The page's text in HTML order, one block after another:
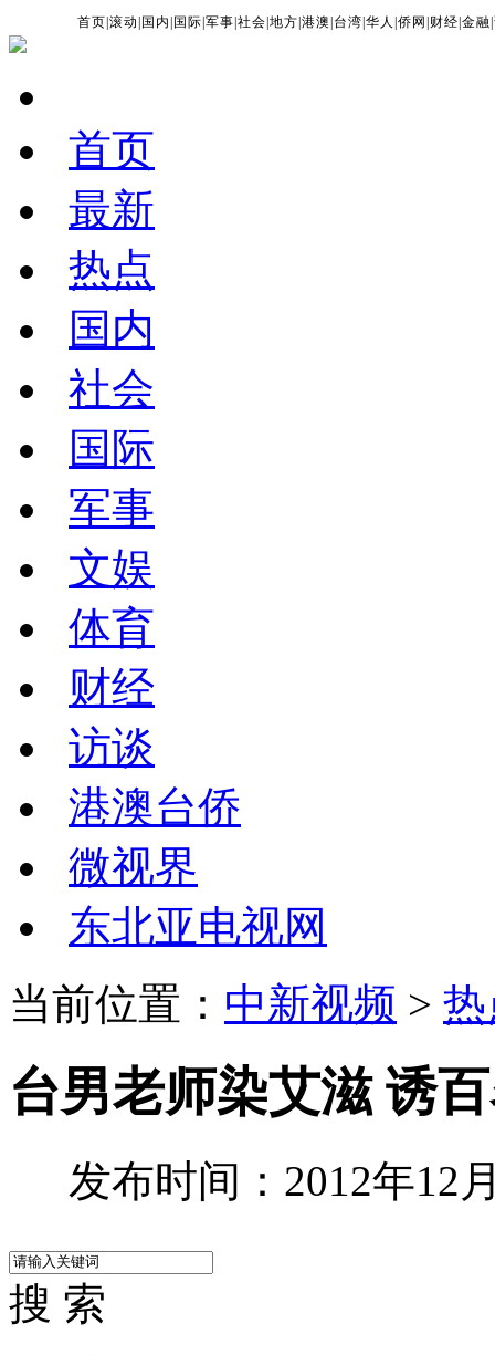
首页 |滚动 国内 国际 |军事 |社会 |地方 |港澳 台湾 |华人 |侨网 财经 |金融 |
首页
最新
热点
国内
社会
国际
军事
文娱
体育
财经
访谈
港澳台侨
微视界
东北亚电视网
当前位置： 中新视频 >
台男老师染艾滋 诱
发布时间：2012年12
搜 索